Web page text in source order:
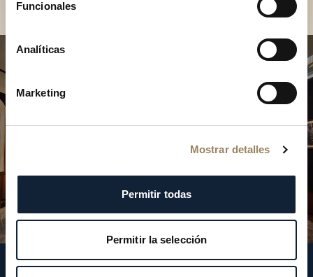
Funcionales
Analíticas
Marketing
Mostrar detalles
Permitir todas
Permitir la selección